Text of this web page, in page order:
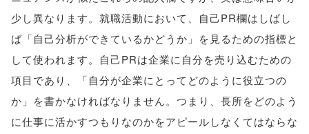
少し異なります。就職活動において、自己PR欄はしばし
ば「自己分析ができているかどうか」を見るための指標と
して使われます。自己PRは企業に自分を売り込むための
項目であり、「自分が企業にとってどのように役立つの
か」を書かなければなりません。つまり、長所をどのよう
に仕事に活かすつもりなのかをアピールしなくてはならな